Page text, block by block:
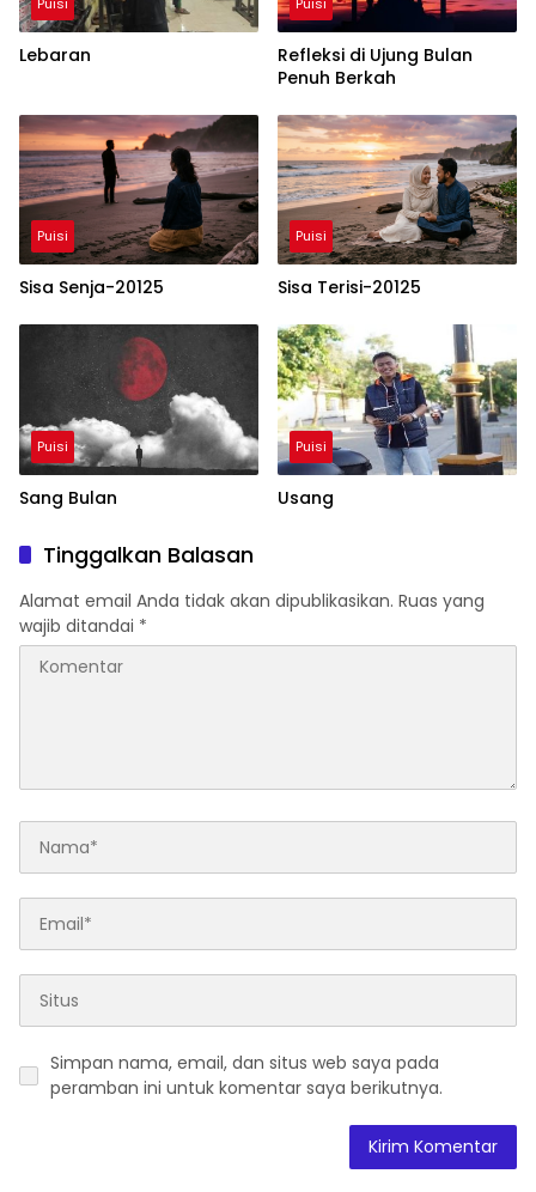
Lebaran
Refleksi di Ujung Bulan
Penuh Berkah
Puisi
Sisa Senja-20125
Puisi
Sisa Terisi-20125
Puisi
Sang Bulan
Puisi
Usang
Tinggalkan Balasan
Alamat email Anda tidak akan dipublikasikan. Ruas yang
wajib ditandai *
Simpan nama, email, dan situs web saya pada
peramban ini untuk komentar saya berikutnya.